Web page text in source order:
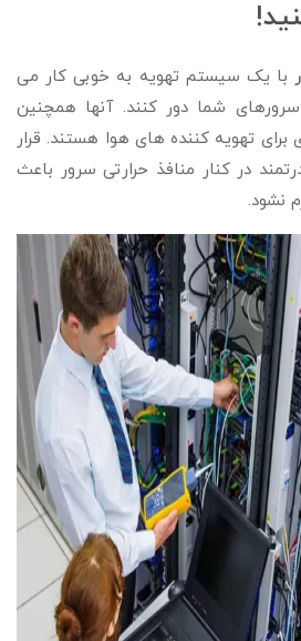
با یک سیستم تهویه به خوبی کار می
شما دور کنند. آنها همچنین
تهویه کننده های هوا هستند. قرار
در کنار منافذ حرارتی سرور باعث
نشود.